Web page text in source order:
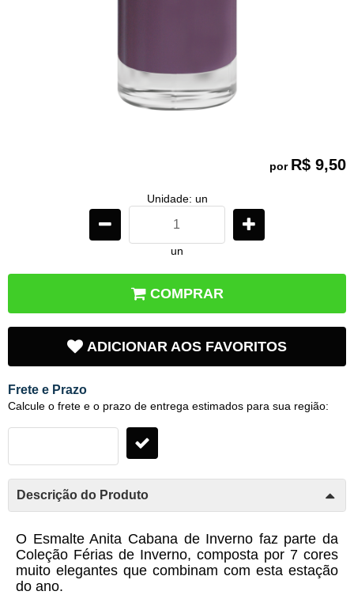
por R$ 9,50
Unidade: un
un
COMPRAR
ADICIONAR AOS FAVORITOS
Frete e Prazo
Calcule o frete e o prazo de entrega estimados para sua região:
Descrição do Produto
O Esmalte Anita Cabana de Inverno faz parte da
Coleção Férias de Inverno, composta por 7 cores
muito elegantes que combinam com esta estação
do ano.